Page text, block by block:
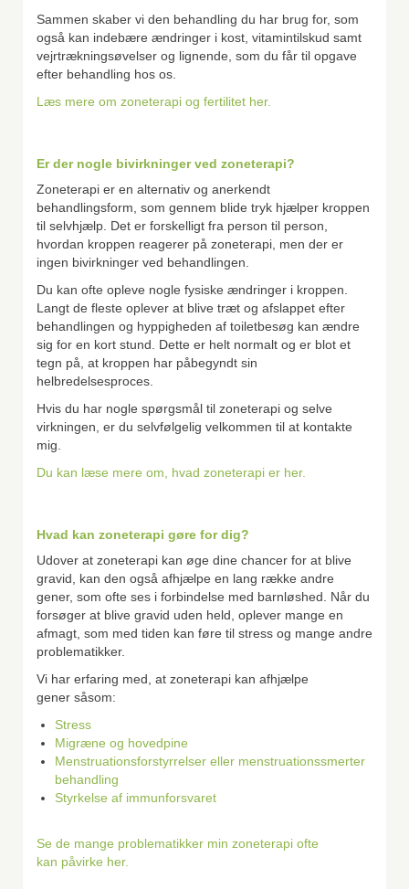
Sammen skaber vi den behandling du har brug for, som
også kan indebære ændringer i kost, vitamintilskud samt
vejrtrækningsøvelser og lignende, som du får til opgave
efter behandling hos os.
Læs mere om zoneterapi og fertilitet her.
Er der nogle bivirkninger ved zoneterapi?
Zoneterapi er en alternativ og anerkendt
behandlingsform, som gennem blide tryk hjælper kroppen
til selvhjælp. Det er forskelligt fra person til person,
hvordan kroppen reagerer på zoneterapi, men der er
ingen bivirkninger ved behandlingen.
Du kan ofte opleve nogle fysiske ændringer i kroppen.
Langt de fleste oplever at blive træt og afslappet efter
behandlingen og hyppigheden af toiletbesøg kan ændre
sig for en kort stund. Dette er helt normalt og er blot et
tegn på, at kroppen har påbegyndt sin
helbredelsesproces.
Hvis du har nogle spørgsmål til zoneterapi og selve
virkningen, er du selvfølgelig velkommen til at kontakte
mig.
Du kan læse mere om, hvad zoneterapi er her.
Hvad kan zoneterapi gøre for dig?
Udover at zoneterapi kan øge dine chancer for at blive
gravid, kan den også afhjælpe en lang række andre
gener, som ofte ses i forbindelse med barnløshed. Når du
forsøger at blive gravid uden held, oplever mange en
afmagt, som med tiden kan føre til stress og mange andre
problematikker.
Vi har erfaring med, at zoneterapi kan afhjælpe
gener såsom:
Stress
Migræne og hovedpine
Menstruationsforstyrrelser eller menstruationssmerter
behandling
Styrkelse af immunforsvaret
Se de mange problematikker min zoneterapi ofte
kan påvirke her.